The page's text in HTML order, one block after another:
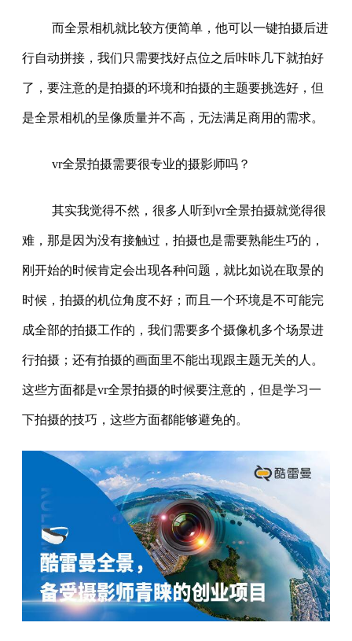
而全景相机就比较方便简单，他可以一键拍摄后进
行自动拼接，我们只需要找好点位之后咔咔几下就拍好
了，要注意的是拍摄的环境和拍摄的主题要挑选好，但
是全景相机的呈像质量并不高，无法满足商用的需求。
vr全景拍摄需要很专业的摄影师吗？
其实我觉得不然，很多人听到vr全景拍摄就觉得很
难，那是因为没有接触过，拍摄也是需要熟能生巧的，
刚开始的时候肯定会出现各种问题，就比如说在取景的
时候，拍摄的机位角度不好；而且一个环境是不可能完
成全部的拍摄工作的，我们需要多个摄像机多个场景进
行拍摄；还有拍摄的画面里不能出现跟主题无关的人。
这些方面都是vr全景拍摄的时候要注意的，但是学习一
下拍摄的技巧，这些方面都能够避免的。